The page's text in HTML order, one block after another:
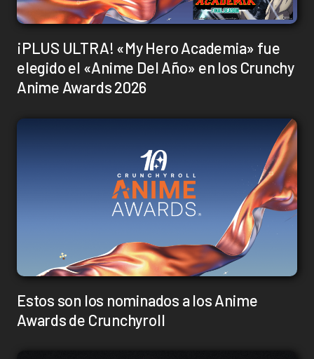
¡PLUS ULTRA! «My Hero Academia» fue
elegido el «Anime Del Año» en los Crunchy
Anime Awards 2026
Estos son los nominados a los Anime
Awards de Crunchyroll